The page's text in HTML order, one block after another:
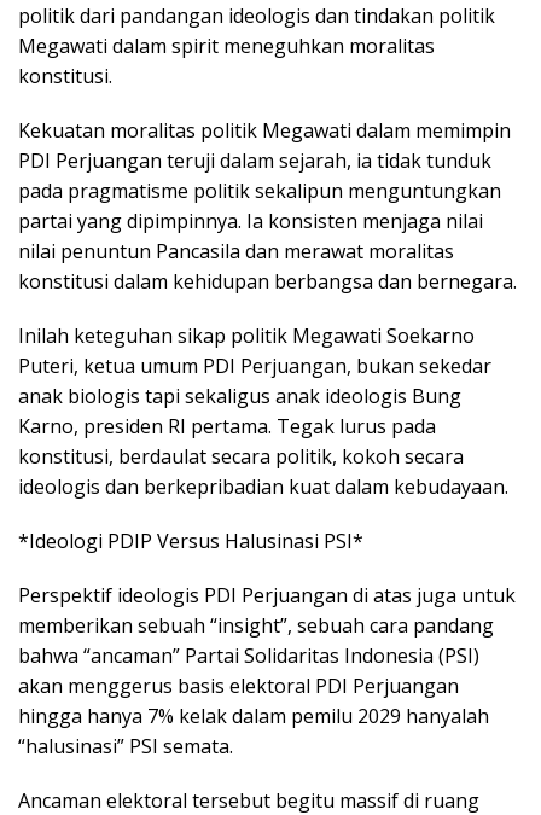
politik dari pandangan ideologis dan tindakan politik
Megawati dalam spirit meneguhkan moralitas
konstitusi.
Kekuatan moralitas politik Megawati dalam memimpin
PDI Perjuangan teruji dalam sejarah, ia tidak tunduk
pada pragmatisme politik sekalipun menguntungkan
partai yang dipimpinnya. Ia konsisten menjaga nilai
nilai penuntun Pancasila dan merawat moralitas
konstitusi dalam kehidupan berbangsa dan bernegara.
Inilah keteguhan sikap politik Megawati Soekarno
Puteri, ketua umum PDI Perjuangan, bukan sekedar
anak biologis tapi sekaligus anak ideologis Bung
Karno, presiden RI pertama. Tegak lurus pada
konstitusi, berdaulat secara politik, kokoh secara
ideologis dan berkepribadian kuat dalam kebudayaan.
*Ideologi PDIP Versus Halusinasi PSI*
Perspektif ideologis PDI Perjuangan di atas juga untuk
memberikan sebuah “insight”, sebuah cara pandang
bahwa “ancaman” Partai Solidaritas Indonesia (PSI)
akan menggerus basis elektoral PDI Perjuangan
hingga hanya 7% kelak dalam pemilu 2029 hanyalah
“halusinasi” PSI semata.
Ancaman elektoral tersebut begitu massif di ruang